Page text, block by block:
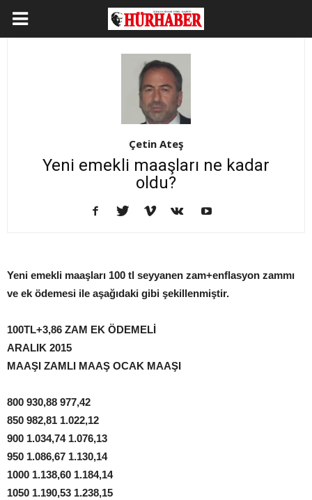
Çetin Ateş
Yeni emekli maaşları ne kadar
oldu?
Yeni emekli maaşları 100 tl seyyanen zam+enflasyon zammı
ve ek ödemesi ile aşağıdaki gibi şekillenmiştir.
100TL+3,86 ZAM EK ÖDEMELİ
ARALIK 2015
MAAŞI ZAMLI MAAŞ OCAK MAAŞI
800 930,88 977,42
850 982,81 1.022,12
900 1.034,74 1.076,13
950 1.086,67 1.130,14
1000 1.138,60 1.184,14
1050 1.190,53 1.238,15